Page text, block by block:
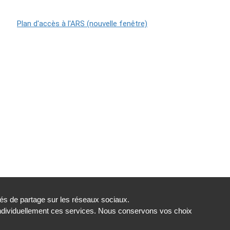
de partage sur les réseaux sociaux.
ces services. Nous conservons vos choix
Gestion des cookies